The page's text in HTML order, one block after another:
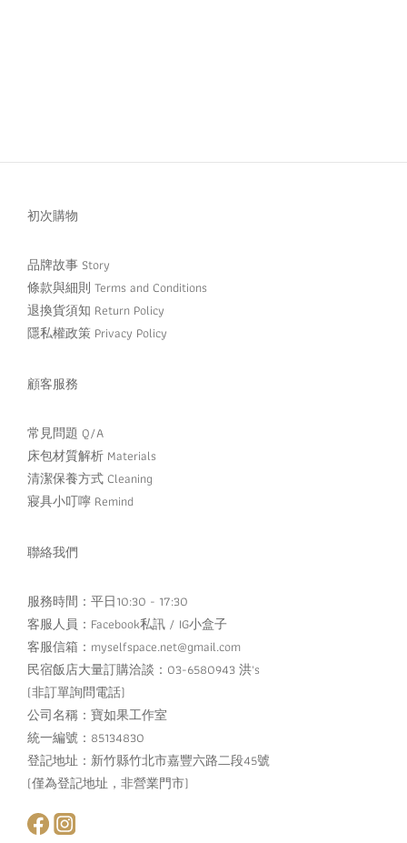
初次購物
品牌故事 Story
條款與細則 Terms and Conditions
退換貨須知 Return Policy
隱私權政策 Privacy Policy
顧客服務
常見問題 Q/A
床包材質解析 Materials
清潔保養方式 Cleaning
寢具小叮嚀 Remind
聯絡我們
服務時間：平日10:30 - 17:30
客服人員： Facebook私訊 / IG小盒子
客服信箱：myselfspace.net@gmail.com
民宿飯店大量訂購洽談：03-6580943 洪's
(非訂單詢問電話)
公司名稱：寶如果工作室
統一編號：85134830
登記地址：新竹縣竹北市嘉豐六路二段45號
(僅為登記地址，非營業門市)